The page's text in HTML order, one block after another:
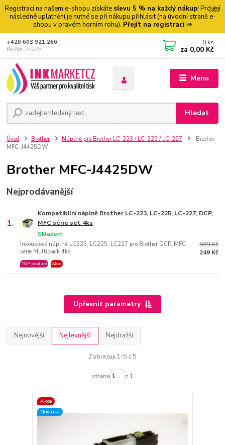
Registrací na našem e-shopu získáte slevu 5 % na každý nákup! Pro její
následné uplatnění je nutné se při nákupu přihlásit (na úvodní straně e-
shopu v pravém horním rohu). Přejít na registraci ⇒
Menu
Hledat
+420 603 921 266
Po-Ne, 7-22h
0 ks
za 0,00 Kč
Úvod Brother Náplně pro Brother LC-223 / LC-225 / LC-227
Brother
MFC-J4425DW
Brother MFC-J4425DW
Nejprodávanější
1.
Kompatibilní náplně Brother LC-223, LC-225, LC-227, DCP,
MFC série set 4ks
Inkoustové náplně LC223, LC225, LC227 pro Brother DCP, MFC
série Multipack 4ks
Skladem
TOP produkt Akce
599 Kč
249 Kč
Upřesnit parametry
Nejnovější Nejlevnější Nejdražší
Zobrazuji 1-5 z 5
strana z 1
Akce
Novinka